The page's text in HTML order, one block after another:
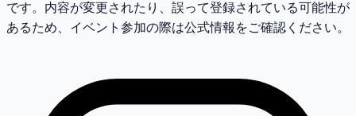
です。内容が変更されたり、誤って登録されている可能性が
あるため、イベント参加の際は公式情報をご確認ください。